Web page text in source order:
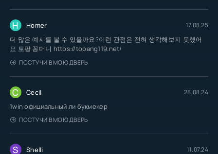
H Homer 17.08.25
더 많은 예시를 볼 수 있을까요?이런 관점은 전혀 생각해보지 못했어
요 토팡 꽁머니 https://topang119.net/
ПОСТУЧИ В МОЮ ДВЕРЬ
C Cecil 28.08.24
1win официальный ли букмекер
ПОСТУЧИ В МОЮ ДВЕРЬ
S Shelli 11.07.24